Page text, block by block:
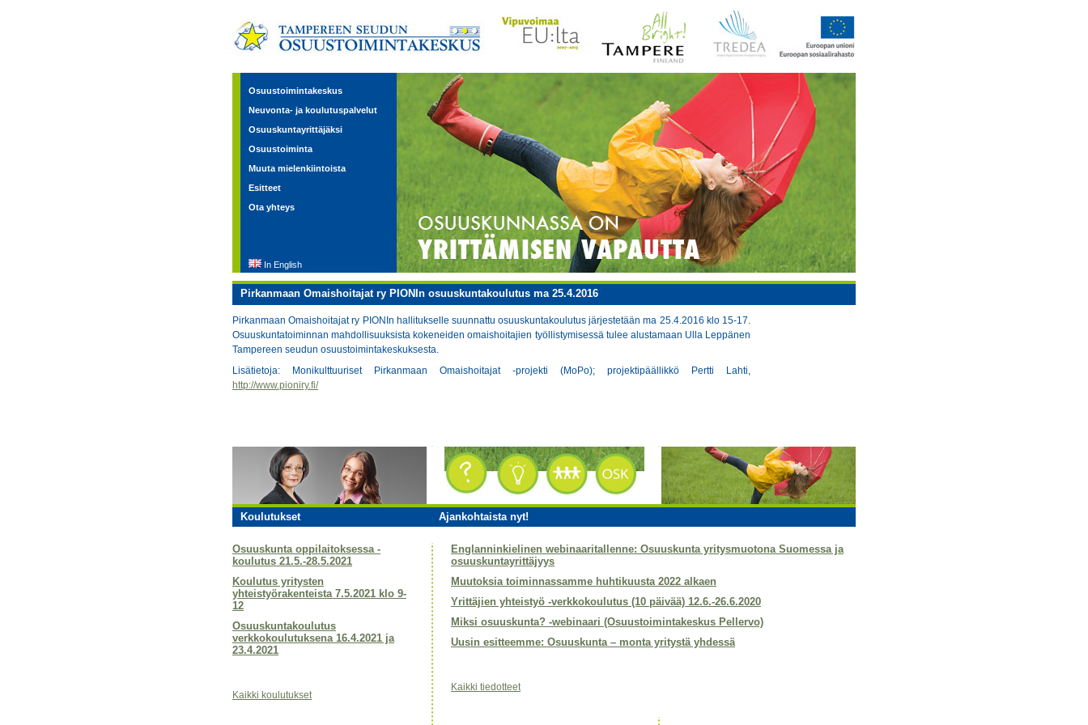
Osuustoimintakeskus
Neuvonta- ja koulutuspalvelut
Osuuskuntayrittäjäksi
Osuustoiminta
Muuta mielenkiintoista
Esitteet
Ota yhteys
In English
Pirkanmaan Omaishoitajat ry PIONIn osuuskuntakoulutus ma 25.4.2016
Pirkanmaan Omaishoitajat ry PIONIn hallitukselle suunnattu osuuskuntakoulutus järjestetään ma 25.4.2016 klo 15-17.
Osuuskuntatoiminnan mahdollisuuksista kokeneiden omaishoitajien työllistymisessä tulee alustamaan Ulla Leppänen
Tampereen seudun osuustoimintakeskuksesta.
Lisätietoja: Monikulttuuriset Pirkanmaan Omaishoitajat -projekti (MoPo); projektipäällikkö Pertti Lahti,
http://www.pioniry.fi/
Koulutukset Ajankohtaista nyt!
Osuuskunta oppilaitoksessa -
koulutus 21.5.-28.5.2021
Koulutus yritysten
yhteistyörakenteista 7.5.2021 klo 9-
12
Osuuskuntakoulutus
verkkokoulutuksena 16.4.2021 ja
23.4.2021
Kaikki koulutukset
Englanninkielinen webinaaritallenne: Osuuskunta yritysmuotona Suomessa ja
osuuskuntayrittäjyys
Muutoksia toiminnassamme huhtikuusta 2022 alkaen
Yrittäjien yhteistyö -verkkokoulutus (10 päivää) 12.6.-26.6.2020
Miksi osuuskunta? -webinaari (Osuustoimintakeskus Pellervo)
Uusin esitteemme: Osuuskunta – monta yritystä yhdessä
Kaikki tiedotteet